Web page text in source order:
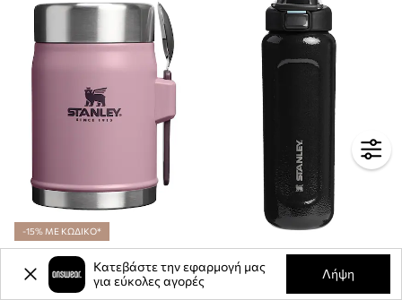
-15% ΜΕ ΚΩΔΙΚΟ*
44,99 €
Stanley Ισοθερμικό Μπουκάλι από ανοξείδωτο χάλυβα Classic Wellspring Hammertone 0,7 l
Κατεβάστε την εφαρμογή μας
για εύκολες αγορές
Λήψη